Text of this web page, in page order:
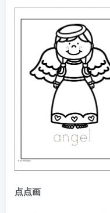
点点画